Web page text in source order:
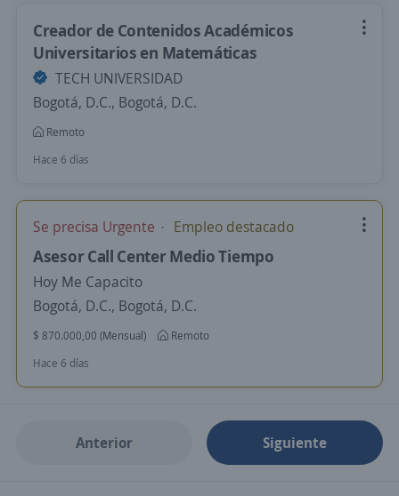
Creador de Contenidos Académicos
Universitarios en Matemáticas
TECH UNIVERSIDAD
Bogotá, D.C., Bogotá, D.C.
Remoto
Hace 6 días
Se precisa Urgente Empleo destacado
Asesor Call Center Medio Tiempo
Hoy Me Capacito
Bogotá, D.C., Bogotá, D.C.
$ 870.000,00 (Mensual)
Remoto
Hace 6 días
Anterior Siguiente